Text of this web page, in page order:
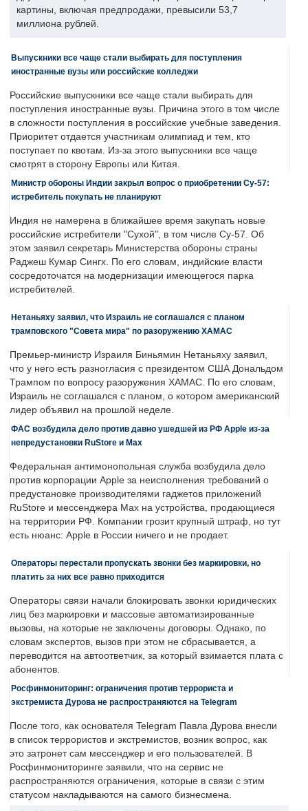
картины, включая предпродажи, превысили 53,7
миллиона рублей.
Выпускники все чаще стали выбирать для поступления
иностранные вузы или российские колледжи
Российские выпускники все чаще стали выбирать для
поступления иностранные вузы. Причина этого в том числе
в сложности поступления в российские учебные заведения.
Приоритет отдается участникам олимпиад и тем, кто
поступает по квотам. Из-за этого выпускники все чаще
смотрят в сторону Европы или Китая.
Министр обороны Индии закрыл вопрос о приобретении Су-57:
истребитель покупать не планируют
Индия не намерена в ближайшее время закупать новые
российские истребители "Сухой", в том числе Су-57. Об
этом заявил секретарь Министерства обороны страны
Раджеш Кумар Сингх. По его словам, индийские власти
сосредоточатся на модернизации имеющегося парка
истребителей.
Нетаньяху заявил, что Израиль не соглашался с планом
трамповского "Совета мира" по разоружению ХАМАС
Премьер-министр Израиля Биньямин Нетаньяху заявил,
что у него есть разногласия с президентом США Дональдом
Трампом по вопросу разоружения ХАМАС. По его словам,
Израиль не соглашался с планом, о котором американский
лидер объявил на прошлой неделе.
ФАС возбудила дело против давно ушедшей из РФ Apple из-за
непредустановки RuStore и Max
Федеральная антимонопольная служба возбудила дело
против корпорации Apple за неисполнения требований о
предустановке производителями гаджетов приложений
RuStore и мессенджера Max на устройства, продающиеся
на территории РФ. Компании грозит крупный штраф, но тут
есть нюанс: Apple в России ничего и не продает.
Операторы перестали пропускать звонки без маркировки, но
платить за них все равно приходится
Операторы связи начали блокировать звонки юридических
лиц без маркировки и массовые автоматизированные
вызовы, на которые не заключены договоры. Однако, по
словам экспертов, вызов при этом не сбрасывается, а
переводится на автоответчик, за который взимается плата с
абонентов.
Росфинмониторинг: ограничения против террориста и
экстремиста Дурова не распространяются на Telegram
После того, как основателя Telegram Павла Дурова внесли
в список террористов и экстремистов, возник вопрос, как
это затронет сам мессенджер и его пользователей. В
Росфинмониторинге заявили, что на сервис не
распространяются ограничения, которые в связи с этим
статусом накладываются на самого бизнесмена.